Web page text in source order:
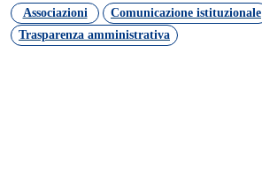
Associazioni
Comunicazione istituzionale
Trasparenza amministrativa